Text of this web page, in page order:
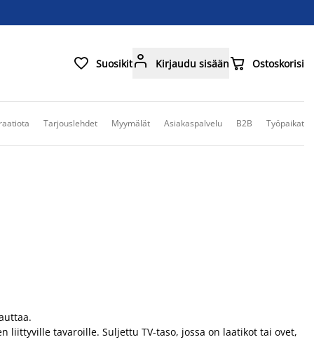
 Suosikit Kirjaudu sisään Ostoskorisi
Tarjouslehdet Myymälät Asiakaspalvelu B2B Työpaikat
liittyville tavaroille. Suljettu TV-taso, jossa on laatikot tai ovet,